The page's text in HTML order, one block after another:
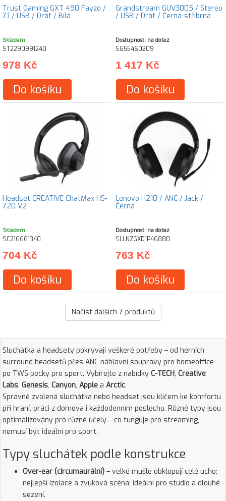
Trust Gaming GXT 490 Fayzo /
7.1 / USB / Drát / Bílá
Skladem
ST2290991240
978 Kč
Do košíku
Grandstream GUV3005 / Stereo
/ USB / Drát / Černá-stříbrná
Dostupnost: na dotaz
SG55460209
1 417 Kč
Do košíku
Headset CREATIVE ChatMax HS-
720 V2
Skladem
SC216661340
704 Kč
Do košíku
Lenovo H210 / ANC / Jack /
Černá
Dostupnost: na dotaz
SLLNZGXD1P46880
763 Kč
Do košíku
Načíst dalších 7 produktů
Sluchátka a headsety pokrývají veškeré potřeby – od herních
surround headsetů přes ANC náhlavní soupravy pro homeoffice
po TWS pecky pro sport. Vybírejte z nabídky C-TECH, Creative
Labs, Genesis, Canyon, Apple a Arctic.
Správně zvolená sluchátka nebo headset jsou klíčem ke komfortu
při hraní, práci z domova i každodenním poslechu. Různé typy jsou
optimalizovány pro různé účely – co funguje pro streaming,
nemusí být ideální pro sport.
Typy sluchátek podle konstrukce
Over-ear (circumaurální) – velké mušle obklopují celé ucho;
nejlepší izolace a zvuková scéna; ideální pro studio a dlouhé
sezení.